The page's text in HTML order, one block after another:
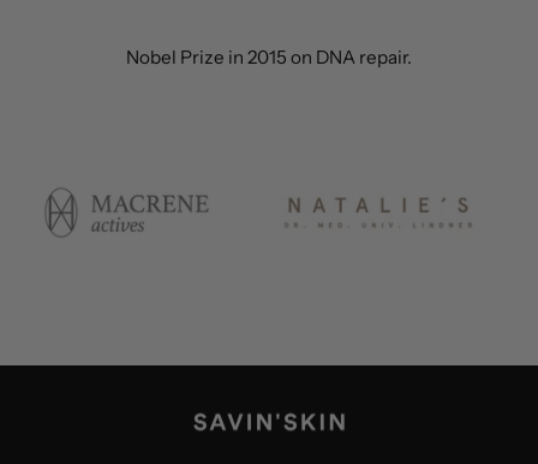
Nobel Prize in 2015 on DNA repair.